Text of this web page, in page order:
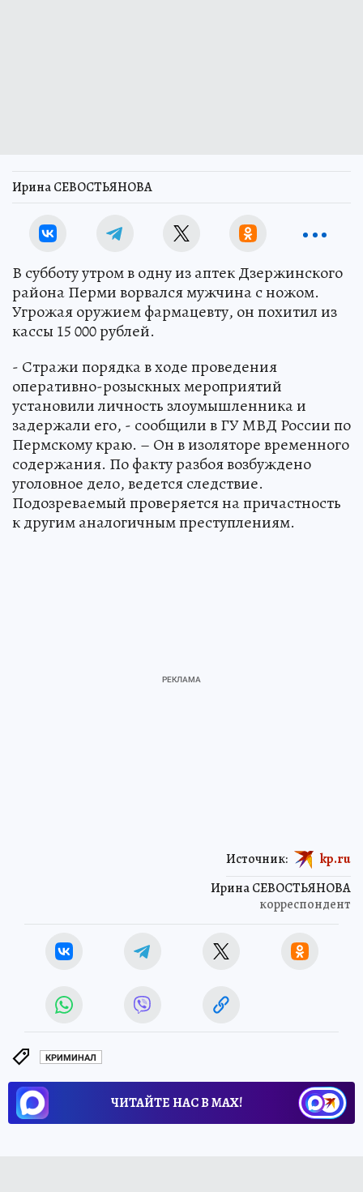
Ирина СЕВОСТЬЯНОВА
В субботу утром в одну из аптек Дзержинского
района Перми ворвался мужчина с ножом.
Угрожая оружием фармацевту, он похитил из
кассы 15 000 рублей.
- Стражи порядка в ходе проведения
оперативно-розыскных мероприятий
установили личность злоумышленника и
задержали его, - сообщили в ГУ МВД России по
Пермскому краю. – Он в изоляторе временного
содержания. По факту разбоя возбуждено
уголовное дело, ведется следствие.
Подозреваемый проверяется на причастность
к другим аналогичным преступлениям.
Ирина СЕВОСТЬЯНОВА
корреспондент
Источник: kp.ru
КРИМИНАЛ
ЧИТАЙТЕ НАС В МАХ!